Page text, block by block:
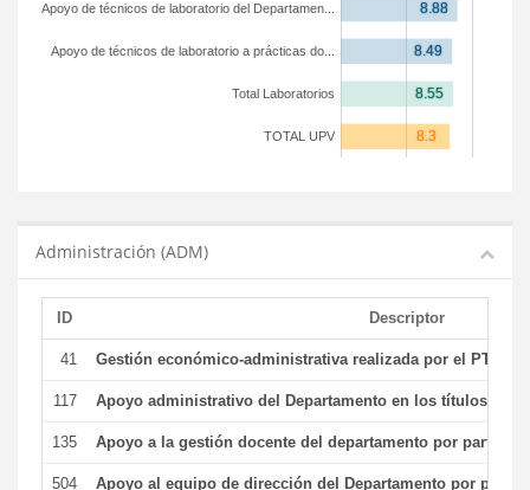
TOTAL UPV
Total Laboratorios
Apoyo de técnicos de laboratorio a prácticas do...
Apoyo de técnicos de laboratorio del Departamen...
Administración (ADM)
ID Descriptor
41 Gestión económico-administrativa realizada por el PTGAS
117 Apoyo administrativo del Departamento en los títulos de
135 Apoyo a la gestión docente del departamento por parte
504 Apoyo al equipo de dirección del Departamento por parte